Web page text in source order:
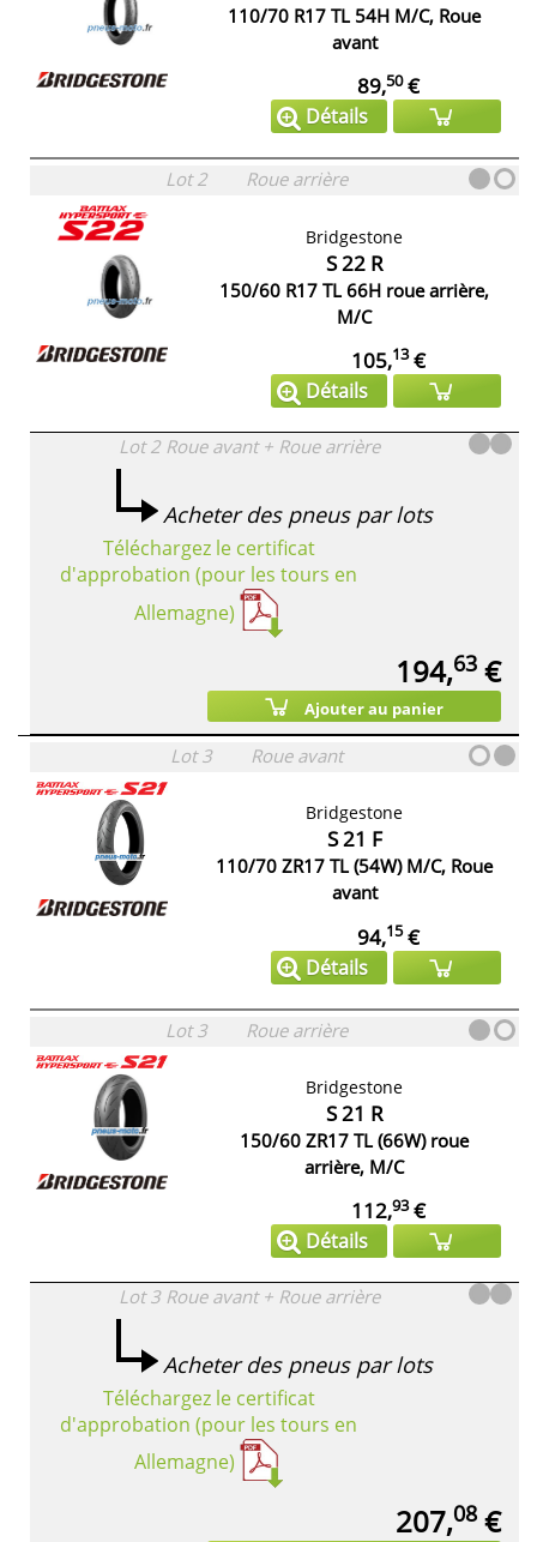
110/70 R17 TL 54H M/C, Roue
avant
89,50€
Détails
Lot 2 Roue arrière
Bridgestone
S 22 R
150/60 R17 TL 66H roue arrière,
M/C
105,13€
Détails
Lot 2 Roue avant + Roue arrière
Acheter des pneus par lots
Téléchargez le certificat
d'approbation (pour les tours en
Allemagne)
194,63 €
Ajouter au panier
Lot 3 Roue avant
Bridgestone
S 21 F
110/70 ZR17 TL (54W) M/C, Roue
avant
94,15€
Détails
Lot 3 Roue arrière
Bridgestone
S 21 R
150/60 ZR17 TL (66W) roue
arrière, M/C
112,93€
Détails
Lot 3 Roue avant + Roue arrière
Acheter des pneus par lots
Téléchargez le certificat
d'approbation (pour les tours en
Allemagne)
207,08 €